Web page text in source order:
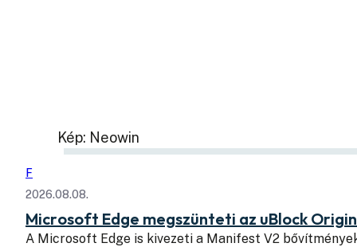
Kép: Neowin
F
2026.08.08.
Microsoft Edge megszünteti az uBlock
A Microsoft Edge is kivezeti a Manifest V2